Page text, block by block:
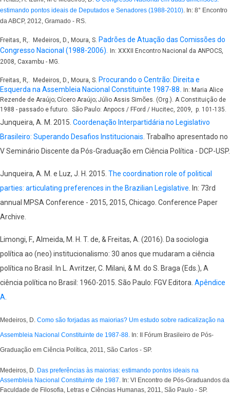
estimando pontos ideais de Deputados e Senadores (1988-2010) . In: 8° Encontro
da ABCP, 2012, Gramado - RS.
Freitas, R,. Medeiros, D., Moura, S. Padrões de Atuação das Comissões do
Congresso Nacional (1988-2006). In: XXXII Encontro Nacional da ANPOCS,
2008, Caxambu - MG.
Freitas, R,. Medeiros, D., Moura, S. Procurando o Centrão: Direita e
Esquerda na Assembleia Nacional Constituinte 1987-88 In: Maria Alice
Rezende de Araújo; Cícero Araújo; Júlio Assis Simões. (Org.). A Constituição de
1988 - passado e futuro. São Paulo: Anpocs / FFord / Hucitec, 2009, p. 101-135.
Junqueira, A. M. 2015. Coordenação Interpartidária no Legislativo
Brasileiro: Superando Desafios Institucionais . Trabalho apresentado no
V Seminário Discente da Pós-Graduação em Ciência Política - DCP-USP.
Junqueira, A. M. e Luz, J. H. 2015. The coordination role of political
parties: articulating preferences in the Brazilian Legislative . In: 73rd
annual MPSA Conference - 2015, 2015, Chicago. Conference Paper
Archive.
Limongi, F., Almeida, M. H. T. de, & Freitas, A. (2016). Da sociologia
política ao (neo) institucionalismo: 30 anos que mudaram a ciência
política no Brasil. In L. Avritzer, C. Milani, & M. do S. Braga (Eds.), A
ciência política no Brasil: 1960-2015. São Paulo: FGV Editora. Apêndice
A
Medeiros, D. Como são forjadas as maiorias? Um estudo sobre radicalização na
Assembleia Nacional Constituinte de 1987-88. In: II Fórum Brasileiro de Pós-
Graduação em Ciência Política, 2011, São Carlos - SP.
Medeiros, D. Das preferências às maiorias: estimando pontos ideais na
Assembleia Nacional Constituinte de 1987. In: VI Encontro de Pós-Graduandos da
Faculdade de Filosofia, Letras e Ciências Humanas, 2011, São Paulo - SP.